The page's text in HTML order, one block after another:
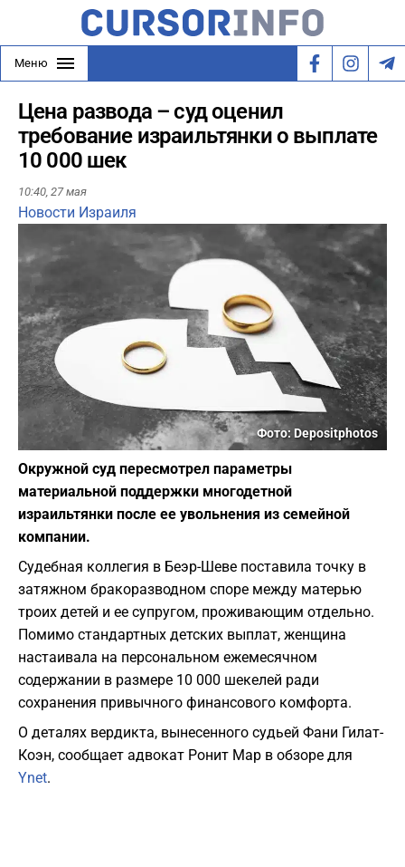
Меню
Цена развода – суд оценил
требование израильтянки о выплате
10 000 шек
10:40, 27 мая
Новости Израиля
Фото: Depositphotos
Окружной суд пересмотрел параметры
материальной поддержки многодетной
израильтянки после ее увольнения из семейной
компании.
Судебная коллегия в Беэр-Шеве поставила точку в
затяжном бракоразводном споре между матерью
троих детей и ее супругом, проживающим отдельно.
Помимо стандартных детских выплат, женщина
настаивала на персональном ежемесячном
содержании в размере 10 000 шекелей ради
сохранения привычного финансового комфорта.
О деталях вердикта, вынесенного судьей Фани Гилат-
Коэн, сообщает адвокат Ронит Мар в обзоре для
Ynet.